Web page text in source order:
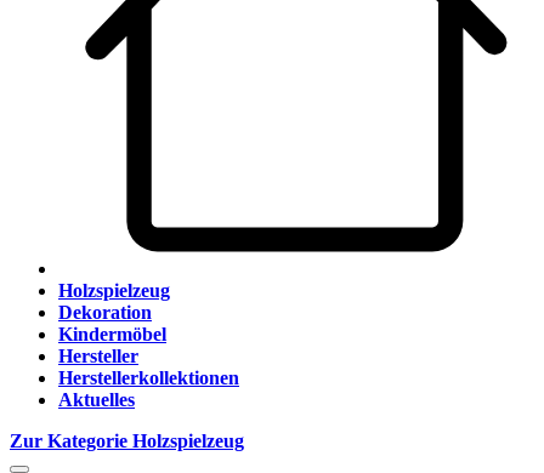
Holzspielzeug
Dekoration
Kindermöbel
Hersteller
Herstellerkollektionen
Aktuelles
Zur Kategorie Holzspielzeug